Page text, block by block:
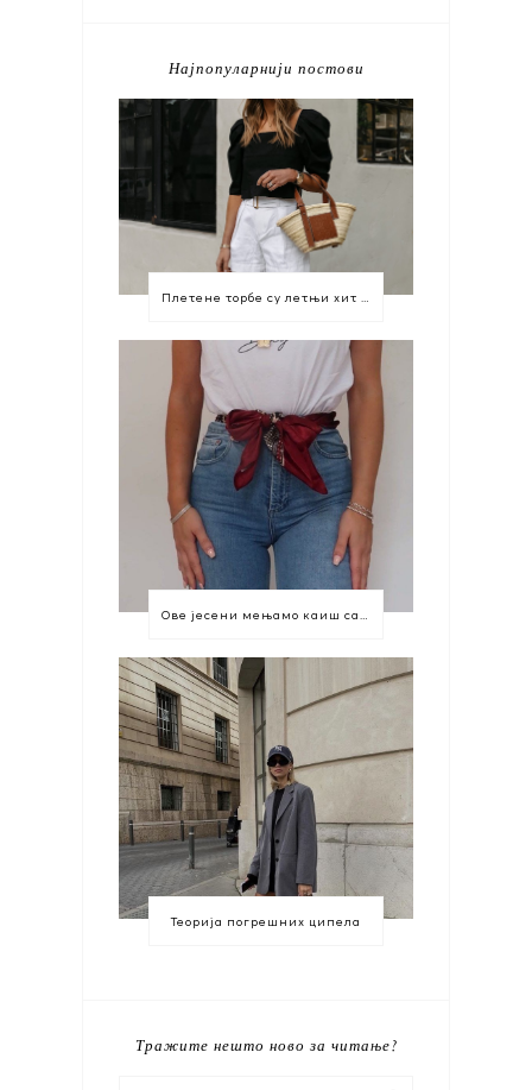
Најпопуларнији постови
Ове јесени мењамо каиш са марамом
Теорија погрешних ципела
Тражите нешто ново за читање?